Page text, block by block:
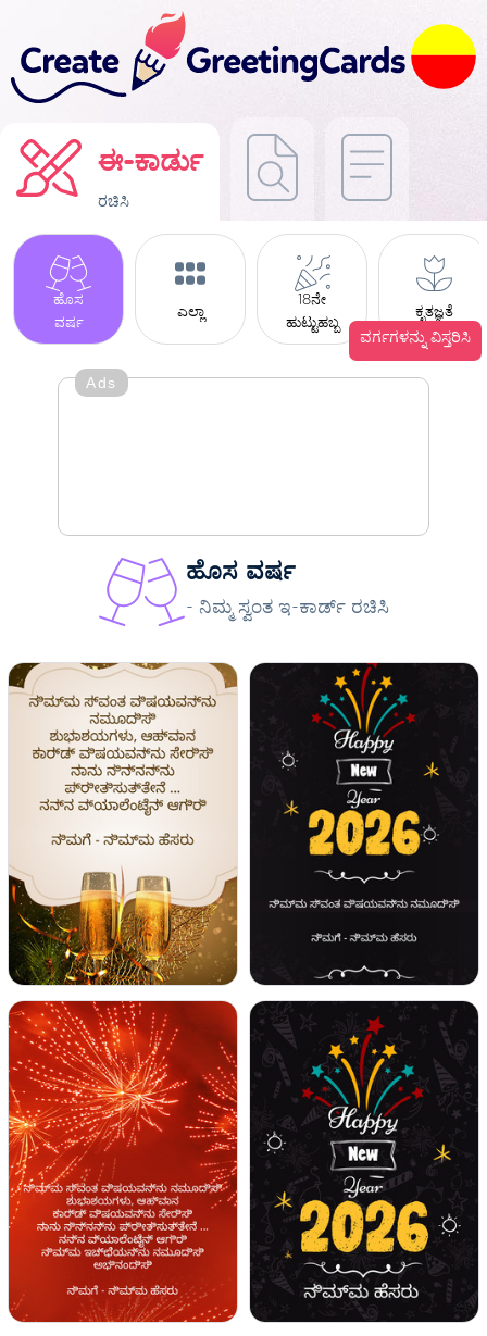
ಈ-ಕಾರ್ಡು
ರಚಿಸಿ
ಹೊಸ
ವರ್ಷ
ಎಲ್ಲಾ
18ನೇ
ಹುಟ್ಟುಹಬ್ಬ
ಕೃತಜ್ಞತೆ
ವರ್ಗಗಳನ್ನು ವಿಸ್ತರಿಸಿ
Ads
ಹೊಸ ವರ್ಷ
- ನಿಮ್ಮ ಸ್ವಂತ ಇ-ಕಾರ್ಡ್ ರಚಿಸಿ